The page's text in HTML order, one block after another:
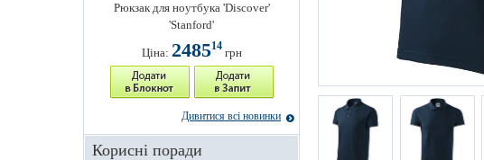
Рюкзак для ноутбука 'Discover'
'Stanford'
Ціна: 248514 грн
Дивитися всі новинки
Корисні поради